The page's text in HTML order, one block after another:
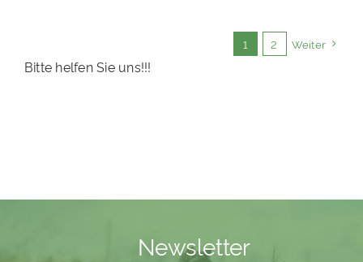
1 2 Weiter
Bitte helfen Sie uns!!!
Newsletter